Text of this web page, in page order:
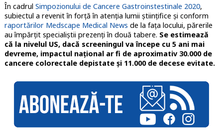
În cadrul Simpozionului de Cancere Gastroinstestinale 2020,
subiectul a revenit în forță în atenția lumii științifice și conform
raportărilor Medscape Medical News de la fața locului, părerile
au împărțit specialiștii prezenți în două tabere. Se estimează
că la nivelul US, dacă screeningul va începe cu 5 ani mai
devreme, impactul național ar fi de aproximativ 30.000 de
cancere colorectale depistate și 11.000 de decese evitate.